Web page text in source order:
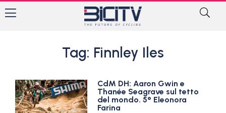
Tag: Finnley Iles
CdM DH: Aaron Gwin e
Thanée Seagrave sul tetto
del mondo. 5° Eleonora
Farina